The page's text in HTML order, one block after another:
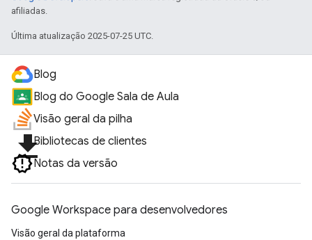
afiliadas.
Última atualização 2025-07-25 UTC.
Blog
Blog do Google Sala de Aula
Visão geral da pilha
file_downloadBibliotecas de clientes
Notas da versão
Google Workspace para desenvolvedores
Visão geral da plataforma